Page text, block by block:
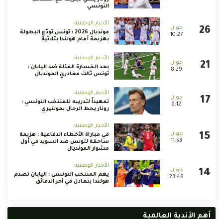
التونسي
10:27
الأخبار الوطنية
مونديال 2026 : تونس تودّع البطولة
بهزيمة أمام هولندا بثلاثية
8:29
الأخبار الوطنية
بعد الخسارة المذلة ضد اليابان :
تونس ثالث مغادري المونديال
6:12
الأخبار الوطنية
تمهيداً لتدريبه للمنتخب التونسي :
رونار يحط الرحال بمونتيري
11:53
الأخبار الوطنية
في مباراة الأخطاء الدفاعية : هزيمة
ساحقة لتونس ضد السويد في أول
مشوار المونديال
23:48
الأخبار الوطنية
يهم المنتخب التونسي : اليابان تصدم
هولندا بتعادل في آخر الدقائق
أهم الأندية العالمية